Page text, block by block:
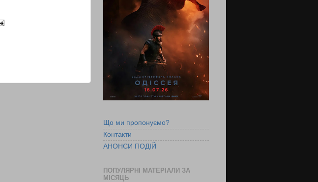
Що ми пропонуємо?
Контакти
АНОНСИ ПОДІЙ
ПОПУЛЯРНІ МАТЕРІАЛИ ЗА
МІСЯЦЬ